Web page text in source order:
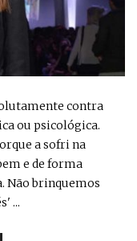
contra
ou psicológica.
a sofri na
e de forma
Não brinquemos
...